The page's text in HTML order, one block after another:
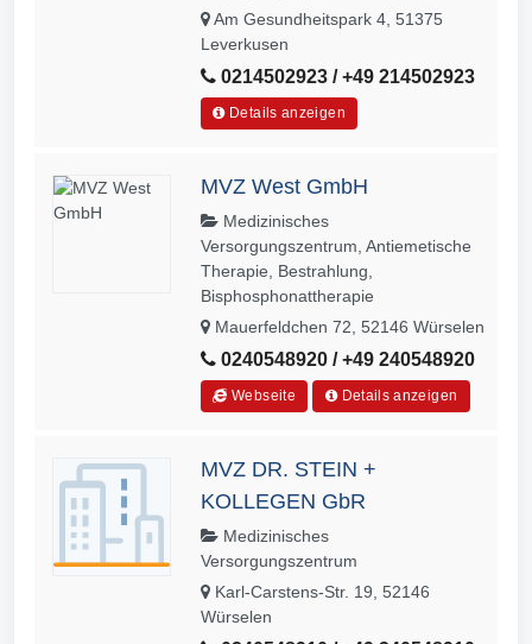
Am Gesundheitspark 4, 51375
Leverkusen
0214502923 / +49 214502923
Details anzeigen
MVZ West GmbH
Medizinisches
Versorgungszentrum, Antiemetische
Therapie, Bestrahlung,
Bisphosphonattherapie
Mauerfeldchen 72, 52146 Würselen
0240548920 / +49 240548920
Webseite Details anzeigen
MVZ DR. STEIN +
KOLLEGEN GbR
Medizinisches
Versorgungszentrum
Karl-Carstens-Str. 19, 52146
Würselen